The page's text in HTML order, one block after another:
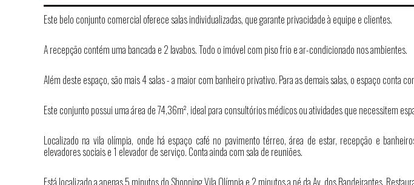
Este belo conjunto comercial oferece salas individualizadas, que garante privacidade à equipe e clientes.
A recepção contém uma bancada e 2 lavabos. Todo o imóvel com piso frio e ar-condicionado nos ambientes.
Além deste espaço, são mais 4 salas - a maior com banheiro privativo. Para as demais salas, o espaço conta
Este conjunto possui uma área de 74,36m², ideal para consultórios médicos ou atividades que necessitem
Localizado na vila olímpia, onde há espaço café no pavimento térreo, área de estar, recepção e
elevadores sociais e 1 elevador de serviço. Conta ainda com sala de reuniões.
Está localizado a apenas 5 minutos do Shopping Vila Olímpia e 2 minutos a pé da Av. dos Bandeirantes.